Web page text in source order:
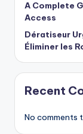
A Complete
Access
Dératiseur
Éliminer les
Recent
No comments